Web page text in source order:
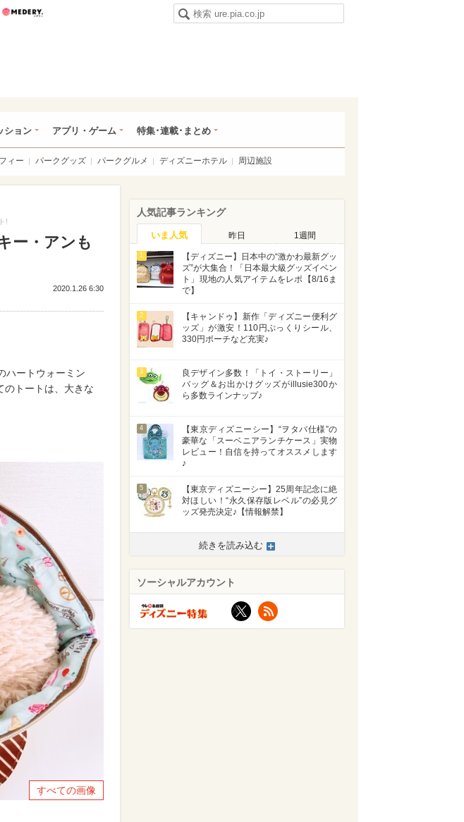
うまい肉
ション アプリ・ゲーム 特集･連載･まとめ
ィー パークグッズ パークグルメ ディズニーホテル 周辺施設
!
ー・アンも
2020.1.26 6:30
ハートウォーミン
のトートは、大きな
すべての画像
人気記事ランキング
いま人気 昨日 1週間
1
【ディズニー】日本中の“激かわ最新グッ
ズ”が大集合！「日本最大級グッズイベン
ト」現地の人気アイテムをレポ【8/16ま
で】
2
【キャンドゥ】新作「ディズニー便利グ
ッズ」が激安！110円ぷっくりシール、
330円ポーチなど充実♪
3
良デザイン多数！「トイ・ストーリー」
バッグ＆お出かけグッズがillusie300か
ら多数ラインナップ♪
4
【東京ディズニーシー】“ヲタバ仕様”の
豪華な「スーベニアランチケース」実物
レビュー！自信を持ってオススメします
♪
5
【東京ディズニーシー】25周年記念に絶
対ほしい！“永久保存版レベル”の必見グ
ッズ発売決定♪【情報解禁】
続きを読み込む
ソーシャルアカウント
X